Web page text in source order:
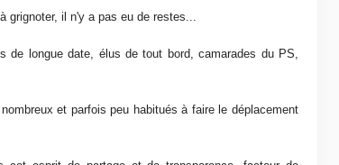
grignoter, il n'y a pas eu de restes...
de longue date, élus de tout bord, camarades du PS,
et parfois peu habitués à faire le déplacement